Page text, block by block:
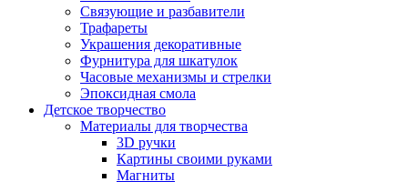
Связующие и разбавители
Трафареты
Украшения декоративные
Фурнитура для шкатулок
Часовые механизмы и стрелки
Эпоксидная смола
Детское творчество
Материалы для творчества
3D ручки
Картины своими руками
Магниты